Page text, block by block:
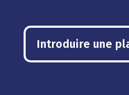
Introduire une